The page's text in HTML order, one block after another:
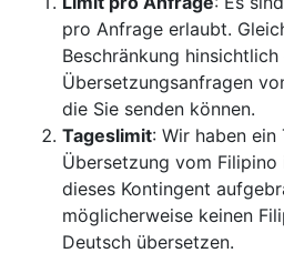
pro Anfrage erlaubt.
Beschränkung
Übersetzungsanfragen
die Sie senden können.
Tageslimit: Wir haben
Übersetzung vom Filipino
dieses Kontingent
möglicherweise keinen
Deutsch übersetzen.